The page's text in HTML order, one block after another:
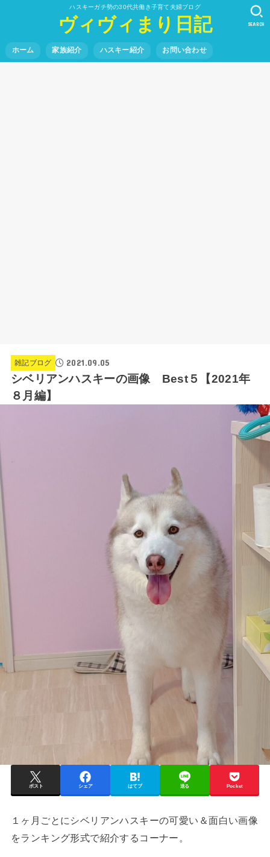
ハスキーガチ勢の30代共働き子育て夫婦ブログ
ヴィヴィまり日記
ホーム 家族紹介 ハスキー紹介 お問い合わせ
SEARCH
雑記ブログ 2021.09.05
シベリアンハスキーの画像 Best５【2021年
８月編】
ポスト シェア はてブ 送る Pocket
１ヶ月ごとにシベリアンハスキーの可愛い＆面白い画像
をランキング形式で紹介するコーナー。